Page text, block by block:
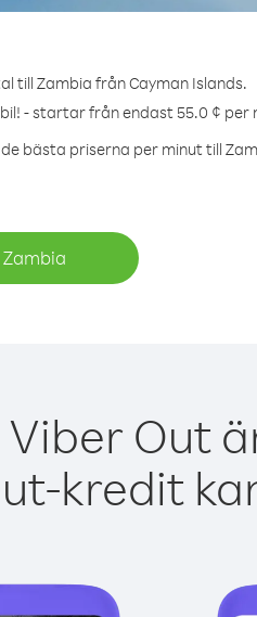
till Zambia från Cayman Islands.
- startar från endast 55.0 ¢ per
bästa priserna per minut till
Out
kredit